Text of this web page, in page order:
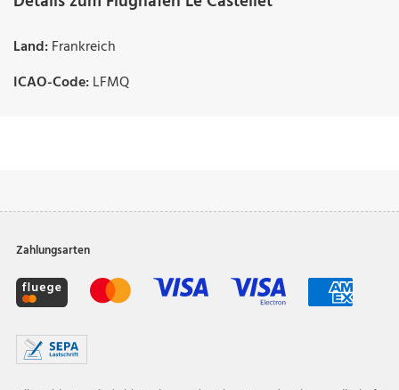
Land:Frankreich
ICAO-Code:LFMQ